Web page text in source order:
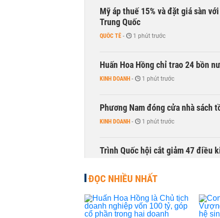
Mỹ áp thuế 15% và đặt giá sàn
Trung Quốc
QUỐC TẾ - 1 phút trước
Huấn Hoa Hồng chỉ trao 24 bồn
KINH DOANH - 1 phút trước
Phương Nam đóng cửa nhà sách
KINH DOANH - 1 phút trước
Trình Quốc hội cắt giảm 47 điều
Cổ phiếu doanh nghiệp Nhà
CHỨNG KHOÁN - 1 phút trước
ĐỌC NHIỀU NHẤT